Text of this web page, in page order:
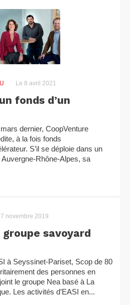
Le 8 avril 2021
fonds d’un
dernier, CoopVenture
à la fois fonds
S’il se déploie dans un
Rhône-Alpes, sa
7 novembre 2019
savoyard
à Seyssinet-Pariset, Scop de 80
des personnes en
le groupe Nea basé à La
Les activités d’EASI en...